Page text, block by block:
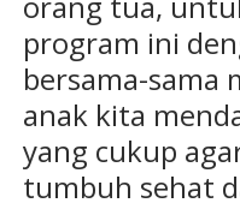
program ini
bersama-sama
anak kita
yang cukup
tumbuh sehat